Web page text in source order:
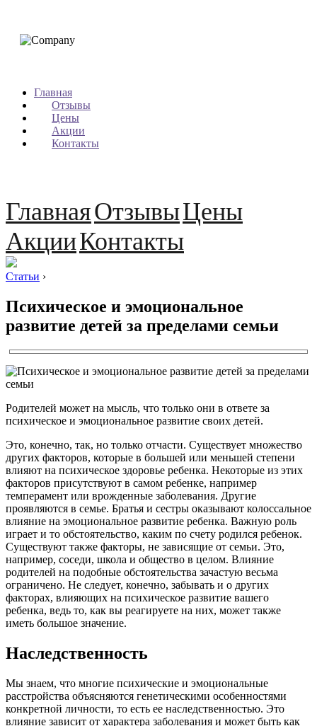
Главная
Отзывы
Цены
Акции
Контакты
ГлавнаяОтзывыЦены
АкцииКонтакты
Статьи ›
Психическое и эмоциональное
развитие детей за пределами семьи
Родителей может на мысль, что только они в ответе за
психическое и эмоциональное развитие своих детей.
Это, конечно, так, но только отчасти. Существует множество
других факторов, которые в большей или меньшей степени
влияют на психическое здоровье ребенка. Некоторые из этих
факторов присутствуют в самом ребенке, например
темперамент или врожденные заболевания. Другие
проявляются в семье. Братья и сестры оказывают колоссальное
влияние на эмоциональное развитие ребенка. Важную роль
играет и то обстоятельство, каким по счету родился ребенок.
Существуют также факторы, не зависящие от семьи. Это,
например, соседи, школа и общество в целом. Влияние
родителей на подобные обстоятельства зачастую весьма
ограничено. Не следует, конечно, забывать и о других
факторах, влияющих на психическое развитие вашего
ребенка, ведь то, как вы реагируете на них, может также
иметь большое значение.
Наследственность
Мы знаем, что многие психические и эмоциональные
расстройства объясняются генетическими особенностями
конкретной личности, то есть ее наследственностью. Это
влияние зависит от характера заболевания и может быть как